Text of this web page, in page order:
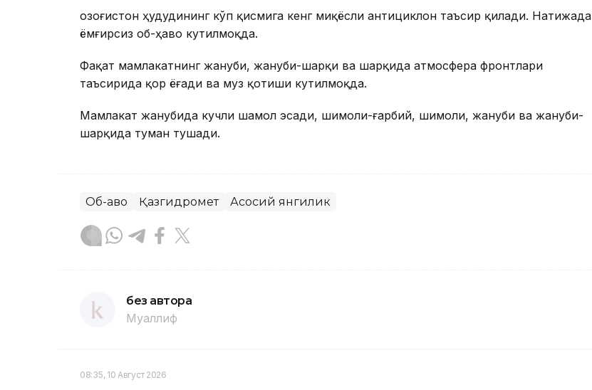
Қозоғистон ҳудудининг кўп қисмига кенг миқёсли антициклон таъсир қилади. Натижада
ёмғирсиз об-ҳаво кутилмоқда.
Фақат мамлакатнинг жануби, жануби-шарқи ва шарқида атмосфера фронтлари
таъсирида қор ёғади ва муз қотиши кутилмоқда.
Мамлакат жанубида кучли шамол эсади, шимоли-ғарбий, шимоли, жануби ва жануби-
шарқида туман тушади.
Об-ҳаво Қазгидромет Асосий янгилик
без автора
Муаллиф
08:35, 10 Август 2026